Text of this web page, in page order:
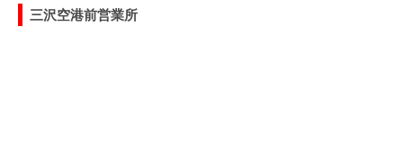
三沢空港前営業所